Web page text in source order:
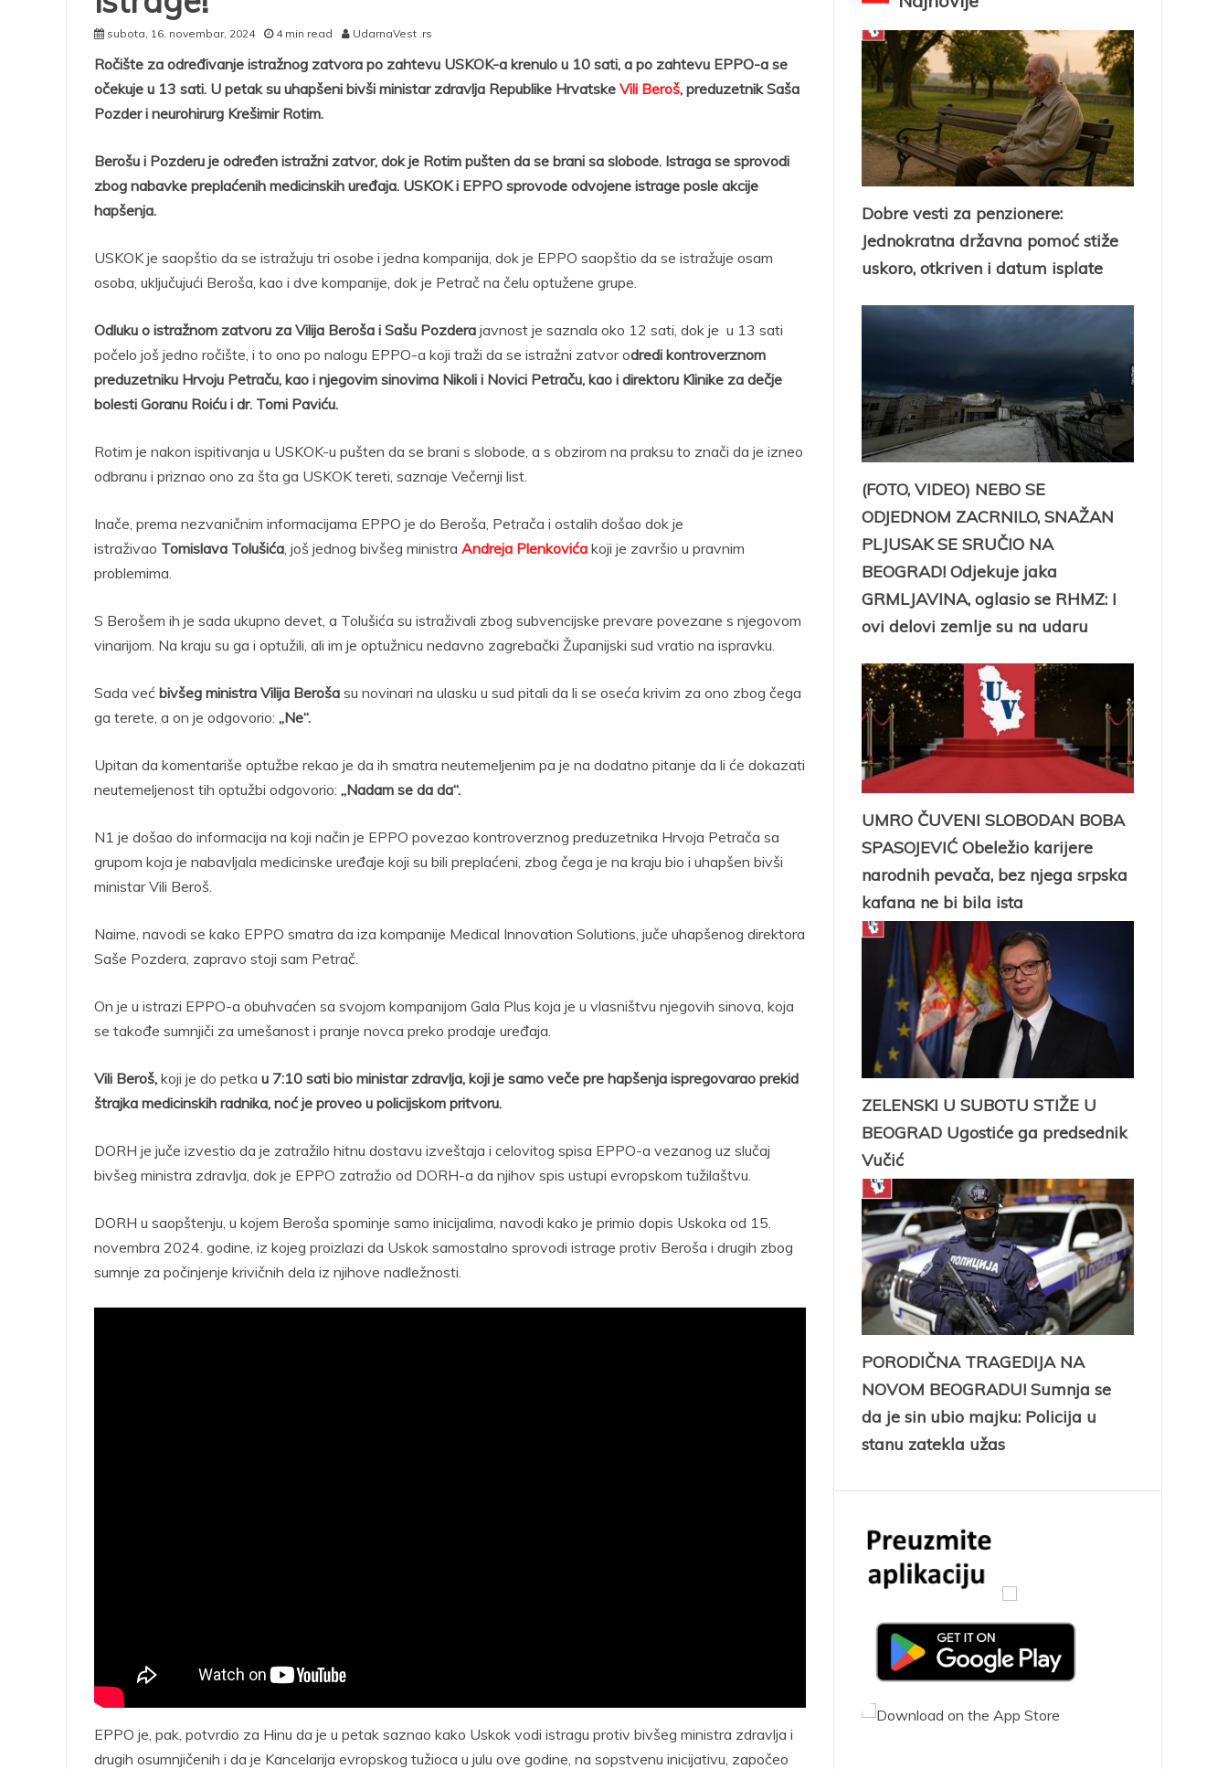
subota, 16. novembar, 2024 4 min read UdarnaVest .rs
Ročište za određivanje istražnog zatvora po zahtevu USKOK-a krenulo u 10 sati, a po zahtevu EPPO-a se
očekuje u 13 sati. U petak su uhapšeni bivši ministar zdravlja Republike Hrvatske Vili Beroš, preduzetnik Saša
Pozder i neurohirurg Krešimir Rotim.
Berošu i Pozderu je određen istražni zatvor, dok je Rotim pušten da se brani sa slobode. Istraga se sprovodi
zbog nabavke preplaćenih medicinskih uređaja. USKOK i EPPO sprovode odvojene istrage posle akcije
hapšenja.
USKOK je saopštio da se istražuju tri osobe i jedna kompanija, dok je EPPO saopštio da se istražuje osam
osoba, uključujući Beroša, kao i dve kompanije, dok je Petrač na čelu optužene grupe.
Odluku o istražnom zatvoru za Vilija Beroša i Sašu Pozdera javnost je saznala oko 12 sati, dok je u 13 sati
počelo još jedno ročište, i to ono po nalogu EPPO-a koji traži da se istražni zatvor odredi kontroverznom
preduzetniku Hrvoju Petraču, kao i njegovim sinovima Nikoli i Novici Petraču, kao i direktoru Klinike za dečje
bolesti Goranu Roiću i dr. Tomi Paviću.
Rotim je nakon ispitivanja u USKOK-u pušten da se brani s slobode, a s obzirom na praksu to znači da je izneo
odbranu i priznao ono za šta ga USKOK tereti, saznaje Večernji list.
Inače, prema nezvaničnim informacijama EPPO je do Beroša, Petrača i ostalih došao dok je
istraživao Tomislava Tolušića, još jednog bivšeg ministra Andreja Plenkovića koji je završio u pravnim
problemima.
S Berošem ih je sada ukupno devet, a Tolušića su istraživali zbog subvencijske prevare povezane s njegovom
vinarijom. Na kraju su ga i optužili, ali im je optužnicu nedavno zagrebački Županijski sud vratio na ispravku.
Sada već bivšeg ministra Vilija Beroša su novinari na ulasku u sud pitali da li se oseća krivim za ono zbog čega
ga terete, a on je odgovorio: „Ne“.
Upitan da komentariše optužbe rekao je da ih smatra neutemeljenim pa je na dodatno pitanje da li će dokazati
neutemeljenost tih optužbi odgovorio: „Nadam se da da“.
N1 je došao do informacija na koji način je EPPO povezao kontroverznog preduzetnika Hrvoja Petrača sa
grupom koja je nabavljala medicinske uređaje koji su bili preplaćeni, zbog čega je na kraju bio i uhapšen bivši
ministar Vili Beroš.
Naime, navodi se kako EPPO smatra da iza kompanije Medical Innovation Solutions, juče uhapšenog direktora
Saše Pozdera, zapravo stoji sam Petrač.
On je u istrazi EPPO-a obuhvaćen sa svojom kompanijom Gala Plus koja je u vlasništvu njegovih sinova, koja
se takođe sumnjiči za umešanost i pranje novca preko prodaje uređaja.
Vili Beroš, koji je do petka u 7:10 sati bio ministar zdravlja, koji je samo veče pre hapšenja ispregovarao prekid
štrajka medicinskih radnika, noć je proveo u policijskom pritvoru.
DORH je juče izvestio da je zatražilo hitnu dostavu izveštaja i celovitog spisa EPPO-a vezanog uz slučaj
bivšeg ministra zdravlja, dok je EPPO zatražio od DORH-a da njihov spis ustupi evropskom tužilaštvu.
DORH u saopštenju, u kojem Beroša spominje samo inicijalima, navodi kako je primio dopis Uskoka od 15.
novembra 2024. godine, iz kojeg proizlazi da Uskok samostalno sprovodi istrage protiv Beroša i drugih zbog
sumnje za počinjenje krivičnih dela iz njihove nadležnosti.
EPPO je, pak, potvrdio za Hinu da je u petak saznao kako Uskok vodi istragu protiv bivšeg ministra zdravlja i
drugih osumnjičenih i da je Kancelarija evropskog tužioca u julu ove godine, na sopstvenu inicijativu, započeo
Dobre vesti za penzionere:
Jednokratna državna pomoć stiže
uskoro, otkriven i datum isplate
(FOTO, VIDEO) NEBO SE
ODJEDNOM ZACRNILO, SNAŽAN
PLJUSAK SE SRUČIO NA
BEOGRAD! Odjekuje jaka
GRMLJAVINA, oglasio se RHMZ: I
ovi delovi zemlje su na udaru
UMRO ČUVENI SLOBODAN BOBA
SPASOJEVIĆ Obeležio karijere
narodnih pevača, bez njega srpska
kafana ne bi bila ista
ZELENSKI U SUBOTU STIŽE U
BEOGRAD Ugostiće ga predsednik
Vučić
PORODIČNA TRAGEDIJA NA
NOVOM BEOGRADU! Sumnja se
da je sin ubio majku: Policija u
stanu zatekla užas